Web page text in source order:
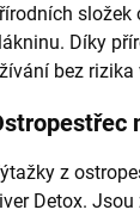
složek
Díky
bez
z
Detox.